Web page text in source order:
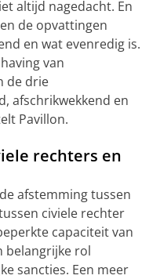
altijd nagedacht. En
de opvattingen
en wat evenredig is.
van
de drie
afschrikwekkend en
Pavillon.
rechters en
afstemming tussen
civiele rechter
capaciteit van
belangrijke rol
sancties. Een meer